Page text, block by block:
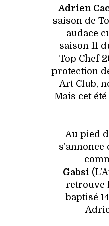
Adrien
saison de
audace
saison 11
Top Chef
protection
Art Club,
Mais cet
Au pied
Gabsi
retrouve
baptisé